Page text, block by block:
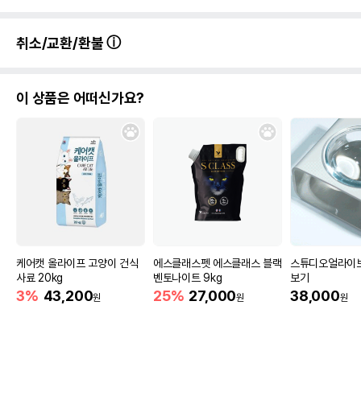
취소/교환/환불
이 상품은 어떠신가요?
케어캣 올라이프 고양이 건식
사료 20kg
3% 43,200원
에스클래스펫 에스클래스 블랙
벤토나이트 9kg
25% 27,000원
스튜디오얼라이
보기
38,000원